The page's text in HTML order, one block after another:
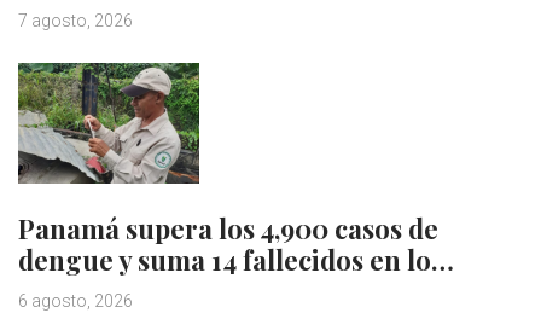
7 agosto, 2026
Panamá supera los 4,900 casos de
dengue y suma 14 fallecidos en lo…
6 agosto, 2026